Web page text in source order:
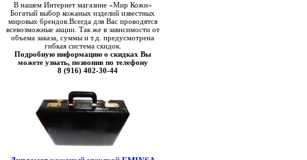
В нашем Интернет магазине «Мир Кожи»
Богатый выбор кожаных изделий известных
мировых брендов.Всегда для Вас проводятся
всевозможные акции. Так же в зависимости от
объема заказа, суммы и т.д. предусмотрена
гибкая система скидок.
Подробную информацию о скидках Вы
можете узнать, позвонив по телефону
8 (916) 402-30-44